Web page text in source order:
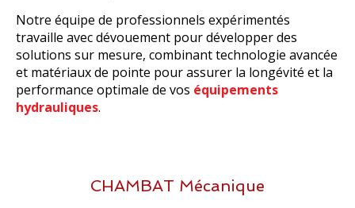
Notre équipe de professionnels expérimentés
travaille avec dévouement pour développer des
solutions sur mesure, combinant technologie avancée
et matériaux de pointe pour assurer la longévité et la
performance optimale de vos équipements
hydrauliques.
CHAMBAT Mécanique